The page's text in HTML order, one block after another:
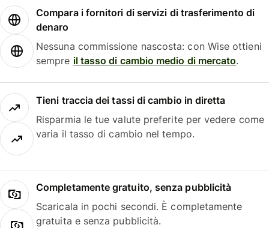
Compara i fornitori di servizi di trasferimento di
denaro
Nessuna commissione nascosta: con Wise ottieni
sempre il tasso di cambio medio di mercato.
Tieni traccia dei tassi di cambio in diretta
Risparmia le tue valute preferite per vedere come
varia il tasso di cambio nel tempo.
Completamente gratuito, senza pubblicità
Scaricala in pochi secondi. È completamente
gratuita e senza pubblicità.